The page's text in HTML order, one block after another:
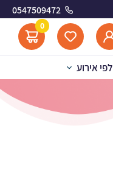
0547509472
0
לפי אירוע